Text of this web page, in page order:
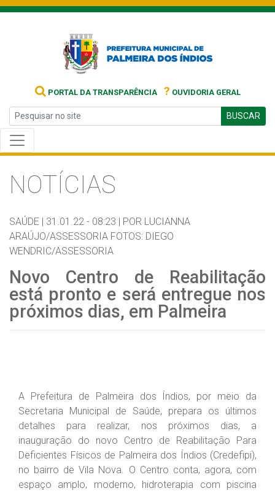
PORTAL DA TRANSPARÊNCIA ? OUVIDORIA GERAL
BUSCAR
NOTÍCIAS
SAÚDE | 31.01.22 - 08:23 | POR LUCIANNA
ARAÚJO/ASSESSORIA FOTOS: DIEGO
WENDRIC/ASSESSORIA
Novo Centro de Reabilitação
está pronto e será entregue nos
próximos dias, em Palmeira
A Prefeitura de Palmeira dos Índios, por meio da
Secretaria Municipal de Saúde, prepara os últimos
detalhes para realizar, nos próximos dias, a
inauguração do novo Centro de Reabilitação Para
Deficientes Físicos de Palmeira dos Índios (Credefipi),
no bairro de Vila Nova. O Centro conta, agora, com
espaço amplo, moderno, hidroterapia com piscina